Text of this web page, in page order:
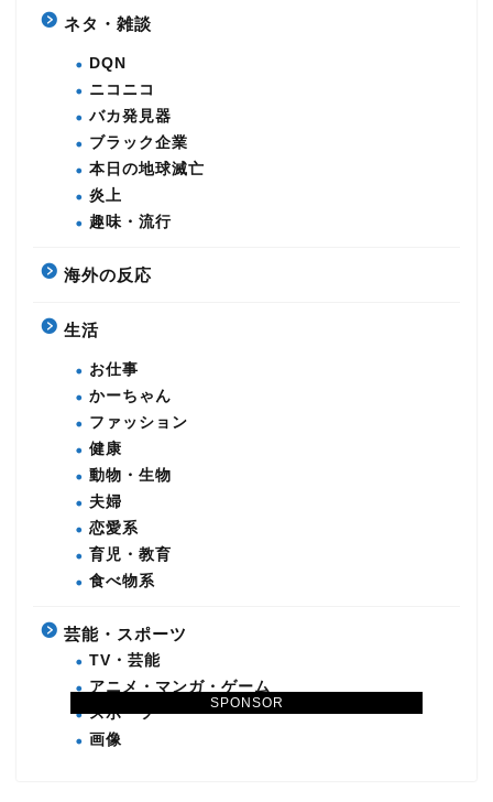
SPONSOR
ネタ・雑談
DQN
ニコニコ
バカ発見器
ブラック企業
本日の地球滅亡
炎上
趣味・流行
海外の反応
生活
お仕事
かーちゃん
ファッション
健康
動物・生物
夫婦
恋愛系
育児・教育
食べ物系
芸能・スポーツ
TV・芸能
アニメ・マンガ・ゲーム
スポーツ
画像